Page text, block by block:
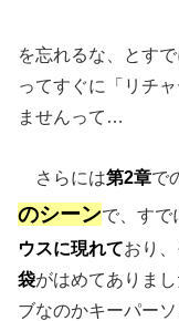
を忘れるな、とす
ってすぐに「リチ
ませんって…
さらには第2章で
のシーンで、すで
ウスに現れており
袋がはめてありま
ブなのかキーパー